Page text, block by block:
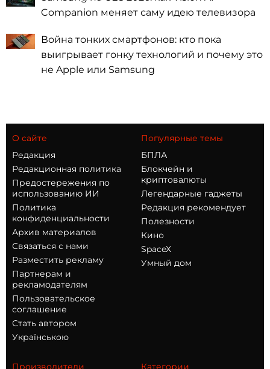
Companion меняет саму идею телевизора
Война тонких смартфонов: кто пока
выигрывает гонку технологий и почему это
не Apple или Samsung
О сайте
Редакция
Редакционная политика
Предостережения по
использованию ИИ
Политика
конфиденциальности
Архив материалов
Связаться с нами
Разместить рекламу
Партнерам и
рекламодателям
Пользовательское
соглашение
Стать автором
Українською
Популярные темы
БПЛА
Блокчейн и
криптовалюты
Легендарные гаджеты
Редакция рекомендует
Полезности
Кино
SpaceX
Умный дом
Производители Категории